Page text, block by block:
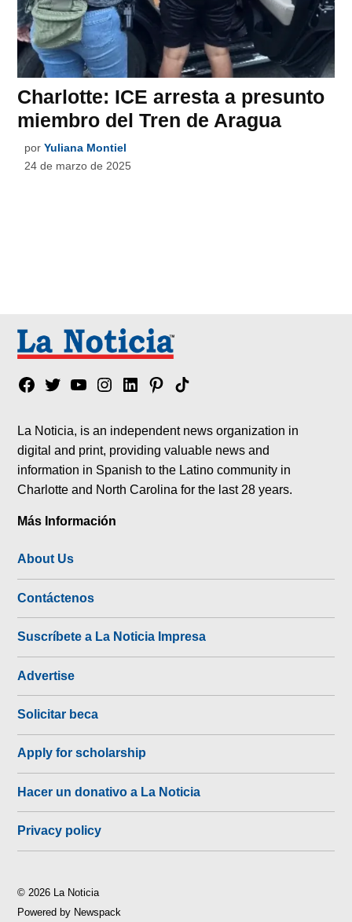
Charlotte: ICE arresta a presunto
miembro del Tren de Aragua
por Yuliana Montiel
24 de marzo de 2025
Facebook
TwitterYouTubeInstagram
LinkedinPinterest
Tik
La Noticia, is an independent news organization in
digital and print, providing valuable news and
information in Spanish to the Latino community in
Charlotte and North Carolina for the last 28 years.
Más Información
About Us
Contáctenos
Suscríbete a La Noticia Impresa
Advertise
Solicitar beca
Apply for scholarship
Hacer un donativo a La Noticia
Privacy policy
© 2026 La Noticia
Powered by Newspack